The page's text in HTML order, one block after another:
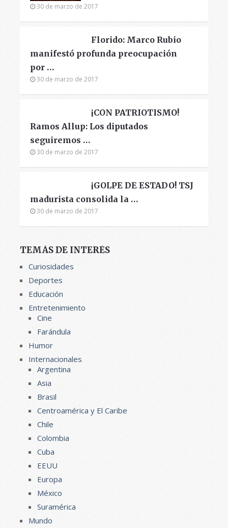
30 de marzo de 2017
Florido: Marco Rubio
manifestó profunda preocupación
por …
30 de marzo de 2017
¡CON PATRIOTISMO!
Ramos Allup: Los diputados
seguiremos …
30 de marzo de 2017
¡GOLPE DE ESTADO! TSJ
madurista consolida la …
30 de marzo de 2017
TEMÁS DE INTERÉS
Curiosidades
Deportes
Educación
Entretenimiento
Cine
Farándula
Humor
Internacionales
Argentina
Asia
Brasil
Centroamérica y El Caribe
Chile
Colombia
Cuba
EEUU
Europa
México
Suramérica
Mundo